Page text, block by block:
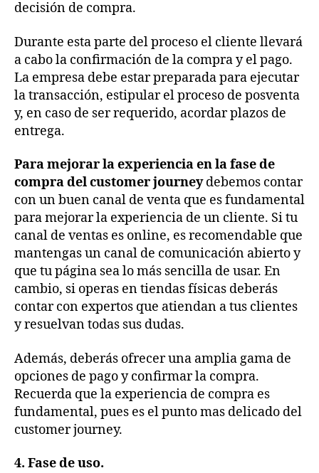
decisión de compra.
Durante esta parte del proceso el cliente llevará
a cabo la confirmación de la compra y el pago.
La empresa debe estar preparada para ejecutar
la transacción, estipular el proceso de posventa
y, en caso de ser requerido, acordar plazos de
entrega.
Para mejorar la experiencia en la fase de
compra del customer journeydebemos contar
con un buen canal de venta que es fundamental
para mejorar la experiencia de un cliente. Si tu
canal de ventas es online, es recomendable que
mantengas un canal de comunicación abierto y
que tu página sea lo más sencilla de usar. En
cambio, si operas en tiendas físicas deberás
contar con expertos que atiendan a tus clientes
y resuelvan todas sus dudas.
Además, deberás ofrecer una amplia gama de
opciones de pago y confirmar la compra.
Recuerda que la experiencia de compra es
fundamental, pues es el punto mas delicado del
customer journey.
4. Fase de uso.